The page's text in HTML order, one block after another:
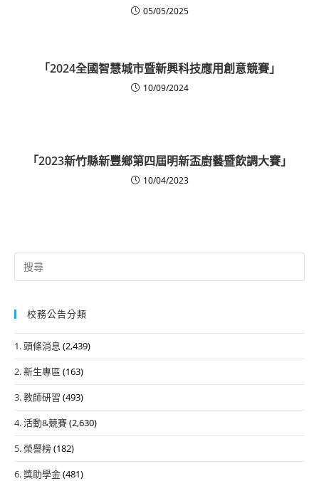
05/05/2025
「2024全國智慧城市暨新興科技應用創意競賽」
10/09/2024
「2023新竹縣新豐鄉第四屆明新盃廚藝暨飲調大賽」
10/04/2023
Search
for:
校務公告分類
1. 頭條消息 (2,439)
2. 新生專區 (163)
3. 教師研習 (493)
4. 活動&競賽(2,630)
5. 榮譽榜(182)
6. 獎助學金(481)